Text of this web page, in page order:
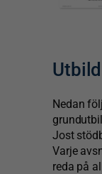
Nedan
Jost
Varje
reda på